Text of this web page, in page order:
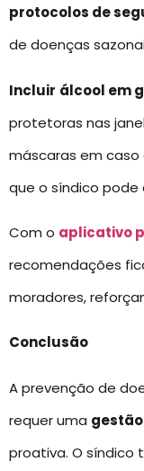
protocolos de
de doenças
Incluir álcool em
protetoras nas
máscaras em
que o síndico pode
Com o aplicativo
recomendações
moradores,
Conclusão
A prevenção de
requer uma
proativa. O síndico